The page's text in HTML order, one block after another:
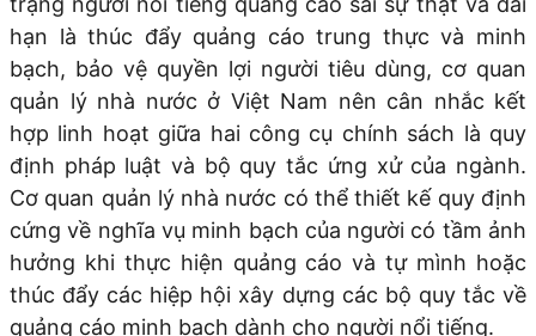
hạn là thúc đẩy quảng cáo trung thực và minh
bạch, bảo vệ quyền lợi người tiêu dùng, cơ quan
quản lý nhà nước ở Việt Nam nên cân nhắc kết
hợp linh hoạt giữa hai công cụ chính sách là quy
định pháp luật và bộ quy tắc ứng xử của ngành.
Cơ quan quản lý nhà nước có thể thiết kế quy định
cứng về nghĩa vụ minh bạch của người có tầm ảnh
hưởng khi thực hiện quảng cáo và tự mình hoặc
thúc đẩy các hiệp hội xây dựng các bộ quy tắc về
quảng cáo minh bạch dành cho người nổi tiếng.